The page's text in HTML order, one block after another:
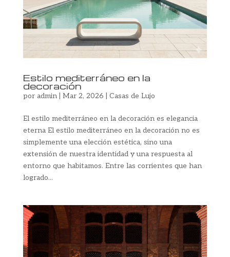
Estilo mediterráneo en la
decoración
por admin| Mar 2, 2026 Casas de Lujo
El estilo mediterráneo en la decoración es elegancia
eterna El estilo mediterráneo en la decoración no es
simplemente una elección estética, sino una
extensión de nuestra identidad y una respuesta al
entorno que habitamos. Entre las corrientes que han
logrado...